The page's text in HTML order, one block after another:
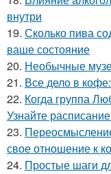
внутри
19. Сколько пива
ваше состояние
20. Необычные
21. Все дело в
22. Когда группа
Узнайте
23.
свое отношение к
24. Простые шаги